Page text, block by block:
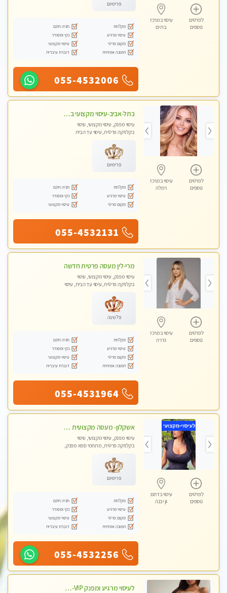
לפרטים
נוספים
עיסוי במרכז
בת ים
פרימיום
מקלחת
חניה חינם
עיסוי מרגיע
נקי ומסודר
מקום פרטי
עיסוי מקצועי
תמונה אמיתית
דוברת עיברית
055-4532006
לפרטים
נוספים
עיסוי במרכז
רמלה
בתל-אביב-עיסוי מקצועי ברמה אחת מעל הכולל אבנים חמות רקמות עמוק בשילוב של כל סוגי העיסוי.
עיסוי מפנק, עיסוי מקצועי, עיסוי
בקלניקה פרטית, עיסוי עד הבית
פרימיום
מקלחת
חניה חינם
עיסוי מרגיע
נקי ומסודר
מקום פרטי
עיסוי מקצועי
055-4532131
לפרטים
נוספים
עיסוי במרכז
גדרה
מרי-לין מעסה פרטית חדשה
עיסוי מפנק, עיסוי מקצועי, עיסוי
בקלניקה פרטית, עיסוי עד הבית, עיסוי
פלטינה
מקלחת
חניה חינם
עיסוי מרגיע
נקי ומסודר
מקום פרטי
עיסוי מקצועי
תמונה אמיתית
דוברת עיברית
055-4531964
לפרטים
נוספים
עיסוי בדרום
גן יבנה
אשקלון- מעסה מקצועית חדשה ואיכותית לעיסוי מרגיע ומפנק VIP-מומלץ לחלוטין! פרטי! ​​​​​​ Highly recommended
עיסוי מפנק, עיסוי מקצועי, עיסוי
בקלניקה פרטית, מתחמי ספא מפנק,
פרימיום
מקלחת
חניה חינם
עיסוי מרגיע
נקי ומסודר
מקום פרטי
עיסוי מקצועי
תמונה אמיתית
דוברת עיברית
055-4532256
לעיסוי מרגיע ומפנק VIP-מומלץ לחלוטין! פרטי! ​​​​​​ Highly recommended